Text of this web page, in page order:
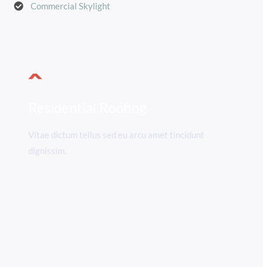
Commercial Skylight
Vitae dictum tellus sed eu arcu amet tincidunt
dignissim.